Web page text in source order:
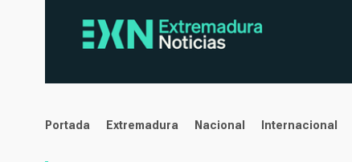
noticias
Portada Extremadura Nacional Internacional